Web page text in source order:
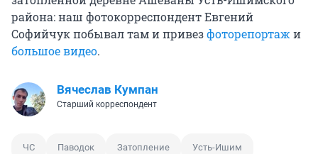
района: наш фотокорреспондент Евгений
Софийчук побывал там и привезфоторепортаж и
большое видео.
Вячеслав Кумпан
Старший корреспондент
ЧС Паводок Затопление Усть-Ишим